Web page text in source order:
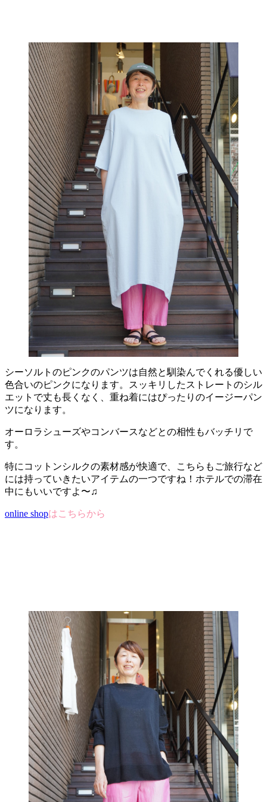
シーソルトのピンクのパンツは自然と馴染んでくれる優しい
色合いのピンクになります。スッキリしたストレートのシル
エットで丈も長くなく、重ね着にはぴったりのイージーパン
ツになります。
オーロラシューズやコンバースなどとの相性もバッチリで
す。
特にコットンシルクの素材感が快適で、こちらもご旅行など
には持っていきたいアイテムの一つですね！ホテルでの滞在
中にもいいですよ〜♫
online shopはこちらから